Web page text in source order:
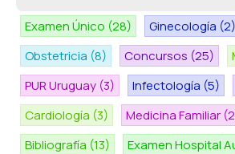
Examen Único (28) Ginecología (2)
Obstetricia (8) Concursos (25)
PUR Uruguay (3) Infectología (5)
Cardiología (3) Medicina Familiar
Bibliografía (13) Examen Hospital